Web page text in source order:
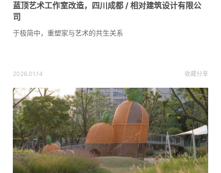
蓝顶艺术工作室改造，四川成都 / 相对建筑设计有限公
司
于极简中，重塑家与艺术的共生关系
2026.01.14 收藏分享